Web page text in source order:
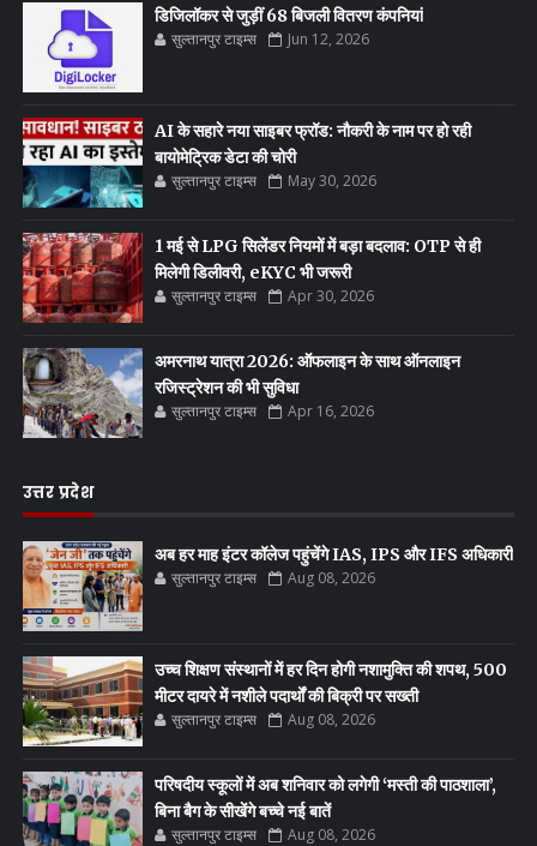
डिजिलॉकर से जुड़ीं 68 बिजली वितरण कंपनियां
सुल्तानपुर टाइम्स Jun 12, 2026
AI के सहारे नया साइबर फ्रॉड: नौकरी के नाम पर हो रही
बायोमेट्रिक डेटा की चोरी
सुल्तानपुर टाइम्स May 30, 2026
1 मई से LPG सिलेंडर नियमों में बड़ा बदलाव: OTP से ही
मिलेगी डिलीवरी, eKYC भी जरूरी
सुल्तानपुर टाइम्स Apr 30, 2026
अमरनाथ यात्रा 2026: ऑफलाइन के साथ ऑनलाइन
रजिस्ट्रेशन की भी सुविधा
सुल्तानपुर टाइम्स Apr 16, 2026
उत्तर प्रदेश
अब हर माह इंटर कॉलेज पहुंचेंगे IAS, IPS और IFS अधिकारी
सुल्तानपुर टाइम्स Aug 08, 2026
उच्च शिक्षण संस्थानों में हर दिन होगी नशामुक्ति की शपथ, 500
मीटर दायरे में नशीले पदार्थों की बिक्री पर सख्ती
सुल्तानपुर टाइम्स Aug 08, 2026
परिषदीय स्कूलों में अब शनिवार को लगेगी ‘मस्ती की पाठशाला’,
बिना बैग के सीखेंगे बच्चे नई बातें
सुल्तानपुर टाइम्स Aug 08, 2026